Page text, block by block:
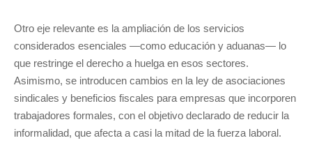
Otro eje relevante es la ampliación de los servicios
considerados esenciales —como educación y aduanas— lo
que restringe el derecho a huelga en esos sectores.
Asimismo, se introducen cambios en la ley de asociaciones
sindicales y beneficios fiscales para empresas que incorporen
trabajadores formales, con el objetivo declarado de reducir la
informalidad, que afecta a casi la mitad de la fuerza laboral.